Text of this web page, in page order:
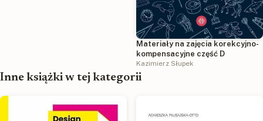
Materiały na zajęcia korekcyjno-
kompensacyjne część D
Kazimierz Słupek
Inne książki w tej kategorii